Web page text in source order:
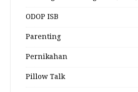
ODOP ISB
Parenting
Pernikahan
Pillow Talk